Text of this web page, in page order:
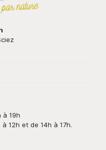
à 19h
12h et de 14h à 17h.